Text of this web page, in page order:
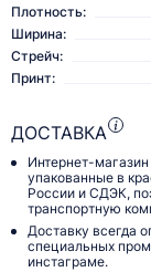
Плотность:
Ширина:
Стрейч:
Принт:
ДОСТАВКА
Интернет-
упакованные в
России и СДЭК,
транспортную
Доставку всегда
специальных
инстаграме.